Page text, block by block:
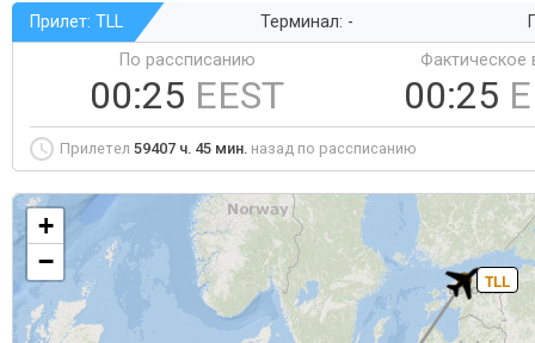
Прилет: TLL Терминал: -
По рассписанию
00:25 EEST
Фактическое
00:25
Прилетел 59407 ч. 45 мин. назад по рассписанию
TLL
+
−